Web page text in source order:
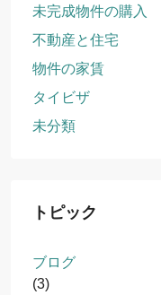
未完成物件の購入
不動産と住宅
物件の家賃
タイビザ
未分類
トピック
ブログ
(3)